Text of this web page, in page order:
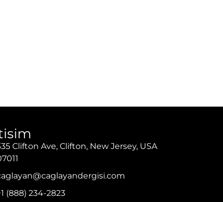
Clifton Ave, Clifton, New Jersey, USA
(888) 234-2823